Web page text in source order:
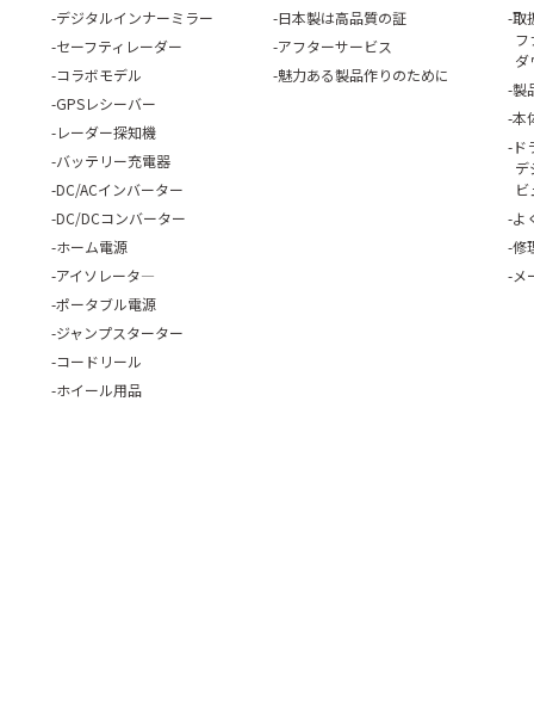
デジタルインナーミラー
セーフティレーダー
コラボモデル
GPSレシーバー
レーダー探知機
バッテリー充電器
DC/ACインバーター
DC/DCコンバーター
ホーム電源
アイソレータ―
ポータブル電源
ジャンプスターター
コードリール
ホイール用品
日本製は高品質の証
アフターサービス
魅力ある製品作りのために
取
フ
ダ
製
本
ド
デ
よ
修
メ